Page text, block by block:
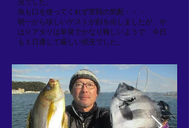
況でした。
魚も口を使ってくれず苦戦の気配・・・
朝一から珍しいゲストが顔を出しましたが、や
はりアタリは単発でかなり難しいようで、今日
も１日通して厳しい状況でした。